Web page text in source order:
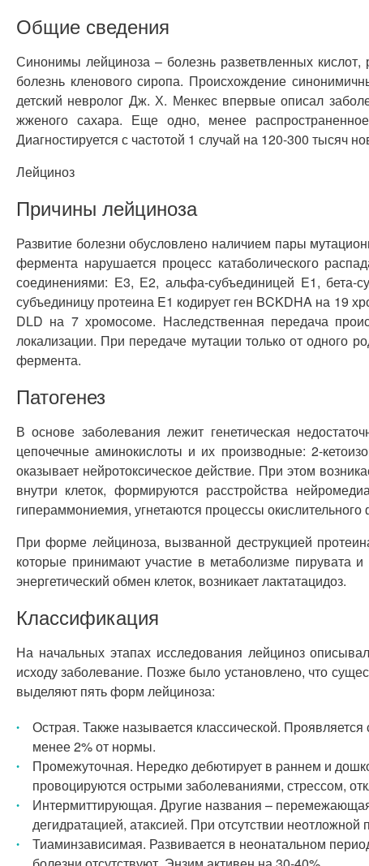
Общие сведения
Синонимы лейциноза – болезнь разветвленных кислот,
болезнь кленового сиропа. Происхождение
детский невролог Дж. Х. Менкес впервые описал
жженого сахара. Еще одно, менее
Диагностируется с частотой 1 случай на 120-300 тысяч
Лейциноз
Причины лейциноза
Развитие болезни обусловлено наличием пары
фермента нарушается процесс катаболического
соединениями: Е3, Е2, альфа-субъединицей E1, бета-
субъединицу протеина E1 кодирует ген BCKDHA на 19
DLD на 7 хромосоме. Наследственная передача
локализации. При передаче мутации только от одного
фермента.
Патогенез
В основе заболевания лежит генетическая
цепочечные аминокислоты и их производные: 2-
оказывает нейротоксическое действие. При этом
внутри клеток, формируются расстройства
гипераммониемия, угнетаются процессы
При форме лейциноза, вызванной деструкцией
которые принимают участие в метаболизме пирувата
энергетический обмен клеток, возникает лактатацидоз.
Классификация
На начальных этапах исследования лейциноз
исходу заболевание. Позже было установлено, что
выделяют пять форм лейциноза:
Острая. Также называется классической.
менее 2% от нормы.
Промежуточная. Нередко дебютирует в раннем и
провоцируются острыми заболеваниями, стрессом,
Интермиттирующая. Другие названия –
дегидратацией, атаксией. При отсутствии
Тиаминзависимая. Развивается в неонатальном